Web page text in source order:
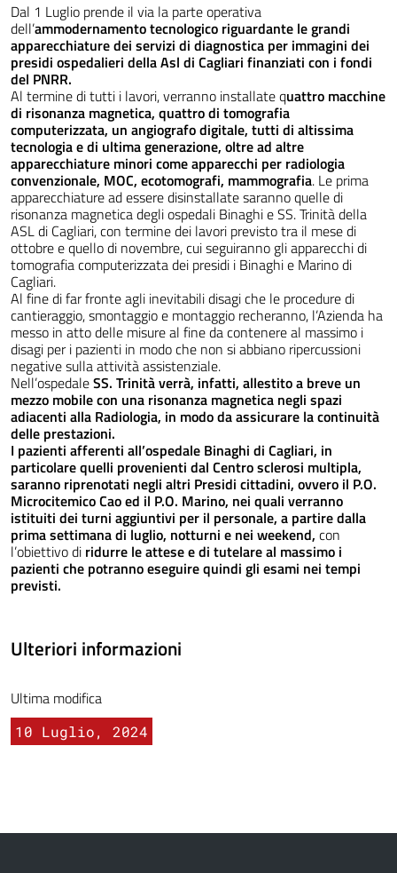
Dal 1 Luglio prende il via la parte operativa
dell’ammodernamento tecnologico riguardante le grandi
apparecchiature dei servizi di diagnostica per immagini dei
presidi ospedalieri della Asl di Cagliari finanziati con i fondi
del PNRR.
Al termine di tutti i lavori, verranno installate quattro macchine
di risonanza magnetica, quattro di tomografia
computerizzata, un angiografo digitale, tutti di altissima
tecnologia e di ultima generazione, oltre ad altre
apparecchiature minori comeapparecchi per radiologia
convenzionale, MOC, ecotomografi, mammografia. Le prima
apparecchiature ad essere disinstallate saranno quelle di
risonanza magnetica degli ospedali Binaghi e SS. Trinità della
ASL di Cagliari, con termine dei lavori previsto tra il mese di
ottobre e quello di novembre, cui seguiranno gli apparecchi di
tomografia computerizzata dei presidi i Binaghi e Marino di
Cagliari.
Al fine di far fronte agli inevitabili disagi che le procedure di
cantieraggio, smontaggio e montaggio recheranno, l’Azienda ha
messo in atto delle misure al fine da contenere al massimo i
disagi per i pazienti in modo che non si abbiano ripercussioni
negative sulla attività assistenziale.
Nell’ospedaleSS. Trinità verrà, infatti, allestito a breve un
mezzo mobile con una risonanza magnetica negli spazi
adiacenti alla Radiologia, in modo da assicurare la continuità
delle prestazioni.
I pazienti afferenti all’ospedale Binaghi di Cagliari, in
particolare quelli provenienti dal Centro sclerosi multipla,
saranno riprenotati negli altri Presidi cittadini, ovvero il P.O.
Microcitemico Cao ed il P.O. Marino, nei quali verranno
istituiti dei turni aggiuntivi per il personale, a partire dalla
prima settimana di luglio, notturni e nei weekend, con
l’obiettivo di ridurre le attese e di tutelare al massimo i
pazienti che potranno eseguire quindi gli esami nei tempi
previsti.
Ulteriori informazioni
Ultima modifica
10 Luglio, 2024